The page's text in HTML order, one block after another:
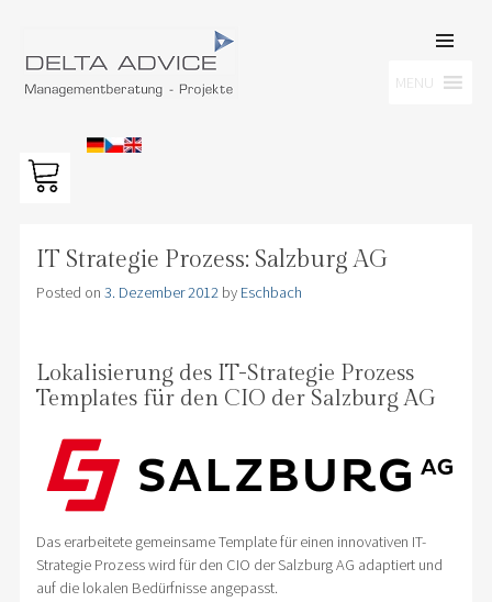
CONTENT
MENU
IT Strategie Prozess: Salzburg AG
Posted on 3. Dezember 2012by Eschbach
Lokalisierung des IT-Strategie Prozess
Templates für den CIO der Salzburg AG
Das erarbeitete gemeinsame Template für einen innovativen IT-
Strategie Prozess wird für den CIO der Salzburg AG adaptiert und
auf die lokalen Bedürfnisse angepasst.